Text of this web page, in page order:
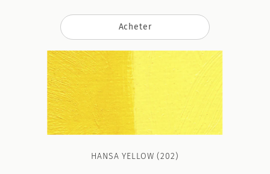
Acheter
HANSA YELLOW (202)